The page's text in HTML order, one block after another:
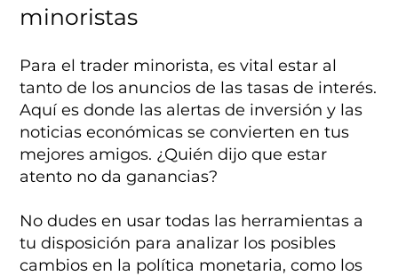
minoristas
Para el trader minorista, es vital estar al
tanto de los anuncios de las tasas de interés.
Aquí es donde las alertas de inversión y las
noticias económicas se convierten en tus
mejores amigos. ¿Quién dijo que estar
atento no da ganancias?
No dudes en usar todas las herramientas a
tu disposición para analizar los posibles
cambios en la política monetaria, como los